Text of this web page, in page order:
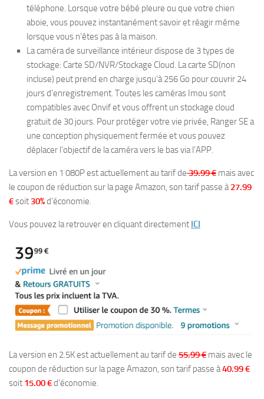
téléphone. Lorsque votre bébé pleure ou que votre chien
aboie, vous pouvez instantanément savoir et réagir même
lorsque vous n’êtes pas à la maison.
La caméra de surveillance intérieur dispose de 3 types de
stockage: Carte SD/NVR/Stockage Cloud. La carte SD(non
incluse) peut prend en charge jusqu’à 256 Go pour couvrir 24
jours d’enregistrement. Toutes les caméras Imou sont
compatibles avec Onvif et vous offrent un stockage cloud
gratuit de 30 jours. Pour protéger votre vie privée, Ranger SE a
une conception physiquement fermée et vous pouvez
déplacer l’objectif de la caméra vers le bas via l’APP.
La version en 1 080P est actuellement au tarif de39.99 € mais avec
le coupon de réduction sur la page Amazon, son tarif passe à27.99
€soit 30%d’économie.
Vous pouvez la retrouver en cliquant directement ICI
La version en 2.5K est actuellement au tarif de 55.99 € mais avec le
coupon de réduction sur la page Amazon, son tarif passe à40.99 €
soit 15.00 €d’économie.